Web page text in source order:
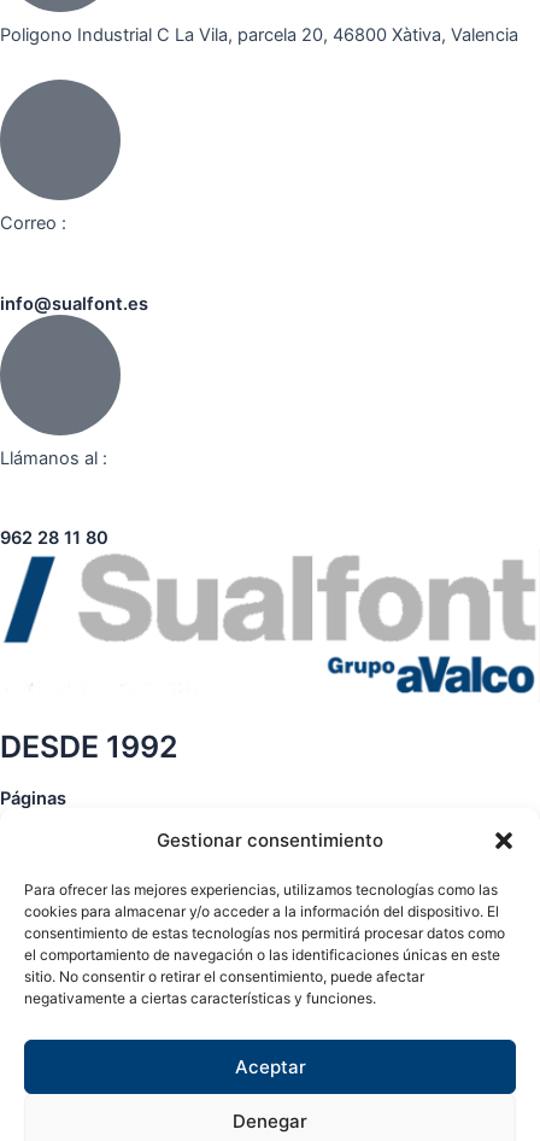
Gestionar consentimiento
Para ofrecer las mejores experiencias, utilizamos tecnologías como las
cookies para almacenar y/o acceder a la información del dispositivo. El
consentimiento de estas tecnologías nos permitirá procesar datos como
el comportamiento de navegación o las identificaciones únicas en este
sitio. No consentir o retirar el consentimiento, puede afectar
negativamente a ciertas características y funciones.
Aceptar
Denegar
Poligono Industrial C La Vila, parcela 20, 46800 Xàtiva, Valencia
Correo :
info@sualfont.es
Llámanos al :
962 28 11 80
DESDE 1992
Páginas
Sobre nosotros
Tienda
Páginas legales
Aviso legal
Política de privacidad